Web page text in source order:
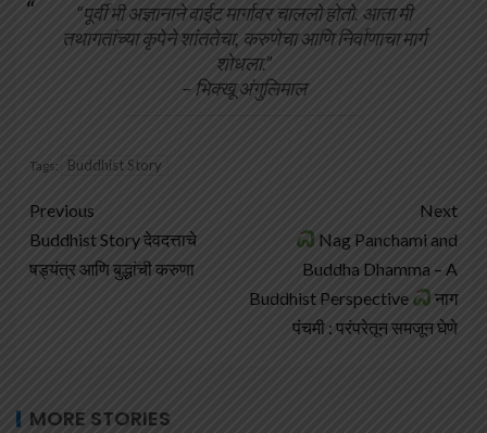
“पूर्वी मी अज्ञानाने वाईट मार्गावर चाललो होतो. आता मी
तथागतांच्या कृपेने शांततेचा, करुणेचा आणि निर्वाणाचा मार्ग
शोधला.”
– भिक्खू अंगुलिमाल
Tags: Buddhist Story
Previous
Buddhist Story देवदत्ताचे
षड्यंत्र आणि बुद्धांची करुणा
Next
Nag Panchami and
Buddha Dhamma – A
Buddhist Perspective
नाग
पंचमी : परंपरेतून समजून घेणे
MORE STORIES